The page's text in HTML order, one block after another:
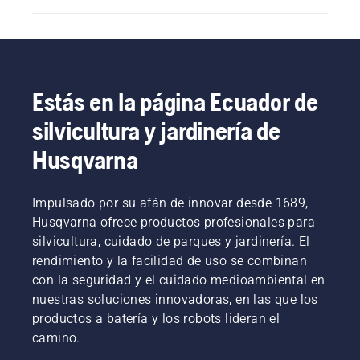
Estás en la página Ecuador de
silvicultura y jardinería de
Husqvarna
Impulsado por su afán de innovar desde 1689,
Husqvarna ofrece productos profesionales para
silvicultura, cuidado de parques y jardinería. El
rendimiento y la facilidad de uso se combinan
con la seguridad y el cuidado medioambiental en
nuestras soluciones innovadoras, en las que los
productos a batería y los robots lideran el
camino.